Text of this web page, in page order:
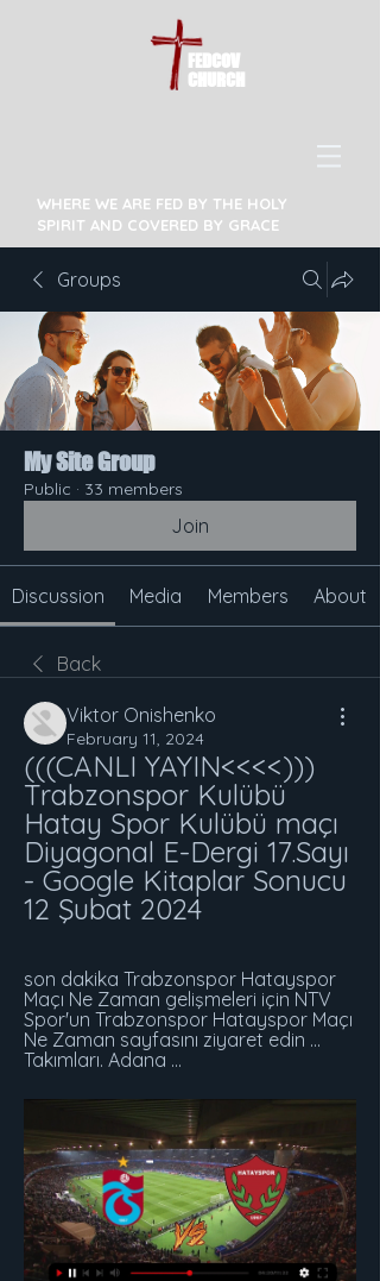
FEDCOV
CHURCH
WHERE WE ARE FED BY THE HOLY
SPIRIT AND COVERED BY GRACE
Groups
My Site Group
Public · 33 members
Join
Discussion Media Members About
Back
Viktor Onishenko
February 11, 2024
(((CANLI YAYIN<<<<)))
Trabzonspor Kulübü
Hatay Spor Kulübü maçı
Diyagonal E-Dergi 17.Sayı
- Google Kitaplar Sonucu
12 Şubat 2024
son dakika Trabzonspor Hatayspor
Maçı Ne Zaman gelişmeleri için NTV
Spor'un Trabzonspor Hatayspor Maçı
Ne Zaman sayfasını ziyaret edin ...
Takımları. Adana ...